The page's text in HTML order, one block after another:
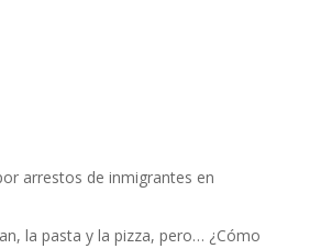
arrestos de inmigrantes en
la pasta y la pizza, pero… ¿Cómo